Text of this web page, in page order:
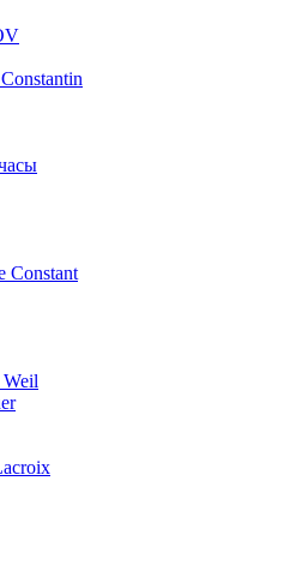
Constant